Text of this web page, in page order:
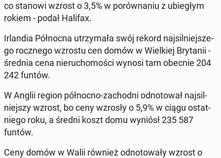
co stanowi wzrost o 3,5% w po­rów­na­niu z ubie­głym
rokiem - podał Halifax.
Ir­lan­dia Pół­noc­na utrzy­ma­ła swój rekord naj­sil­niej­sze­
go rocz­ne­go wzrostu cen domów w Wiel­kiej Bry­ta­nii -
średnia cena nie­ru­cho­mo­ści wynosi tam obecnie 204
242 funtów.
W Anglii region pół­noc­no-za­chod­ni od­no­to­wał naj­sil­
niej­szy wzrost, bo ceny wzrosły o 5,9% w ciągu ostat­
nie­go roku, a średni koszt domu wyniósł 235 587
funtów.
Ceny domów w Walii również od­no­to­wa­ły wzrost o